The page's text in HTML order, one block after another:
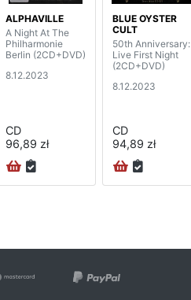
ALPHAVILLE
A Night At The
Philharmonie
Berlin (2CD+DVD)
8.12.2023
CD
96,89 zł
BLUE OYSTER
CULT
50th Anniversary:
Live First Night
(2CD+DVD)
8.12.2023
CD
94,89 zł